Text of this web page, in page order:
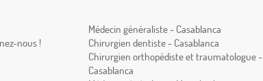
nous !
Médecin généraliste - Casablanca
Chirurgien dentiste - Casablanca
Chirurgien orthopédiste et traumatologue -
Casablanca